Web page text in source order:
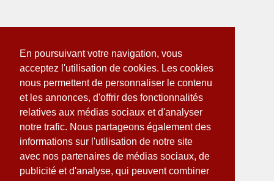
En poursuivant votre navigation, vous
acceptez l'utilisation de cookies. Les cookies
nous permettent de personnaliser le contenu
et les annonces, d'offrir des fonctionnalités
relatives aux médias sociaux et d'analyser
notre trafic. Nous partageons également des
informations sur l'utilisation de notre site
avec nos partenaires de médias sociaux, de
publicité et d'analyse, qui peuvent combiner